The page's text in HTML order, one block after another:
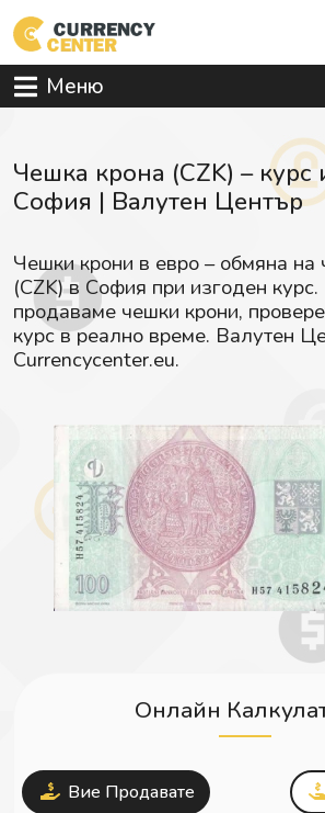
Меню
Чешка крона (CZK) – курс
София | Валутен Център
Чешки крони в евро – обмяна на
(CZK) в София при изгоден
продаваме чешки крони,
курс в реално време. Валутен
Currencycenter.eu.
Онлайн
Вие Продавате